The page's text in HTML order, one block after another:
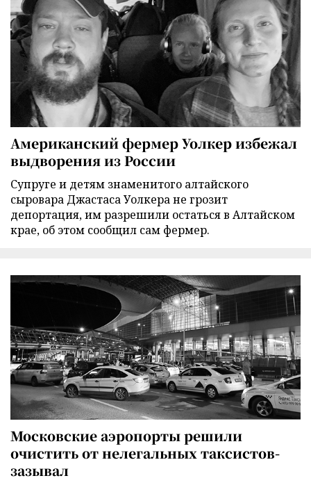
Американский фермер Уолкер избежал
выдворения из России
Супруге и детям знаменитого алтайского
сыровара Джастаса Уолкера не грозит
депортация, им разрешили остаться в Алтайском
крае, об этом сообщил сам фермер.
Московские аэропорты решили
очистить от нелегальных таксистов-
зазывал